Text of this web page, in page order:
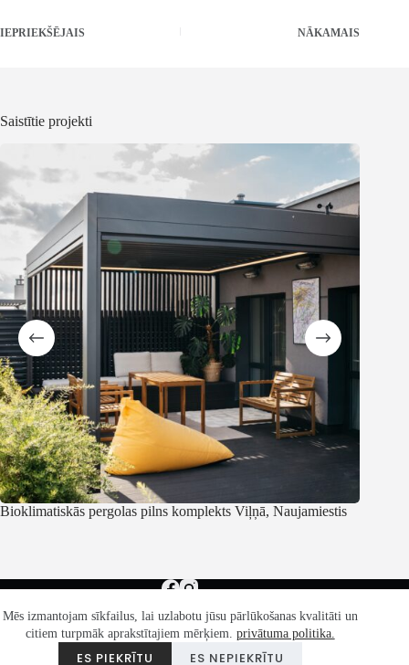
Mēs izmantojam sīkfailus, lai uzlabotu jūsu pārlūkošanas kvalitāti un
citiem turpmāk aprakstītajiem mērķiem. privātuma politika.
ES PIEKRĪTU ES NEPIEKRĪTU
IEPRIEKŠĒJAIS NĀKAMAIS
Saistītie projekti
Bioklimatiskās pergolas pilns komplekts Viļņā, Naujamiestis
Konfidencialitātes politika
Vispārīgi noteikumi